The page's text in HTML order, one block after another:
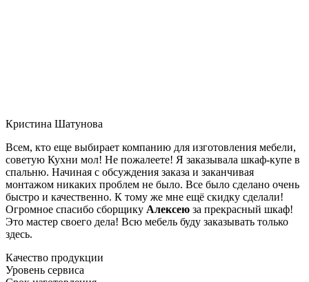
Кристина Шатунова
Всем, кто еще выбирает компанию для изготовления мебели,
советую Кухни мол! Не пожалеете! Я заказывала шкаф-купе в
спальню. Начиная с обсуждения заказа и заканчивая
монтажом никаких проблем не было. Все было сделано очень
быстро и качественно. К тому же мне ещё скидку сделали!
Огромное спасибо сборщику Алексею за прекрасный шкаф!
Это мастер своего дела! Всю мебель буду заказывать только
здесь.
Качество продукции
Уровень сервиса